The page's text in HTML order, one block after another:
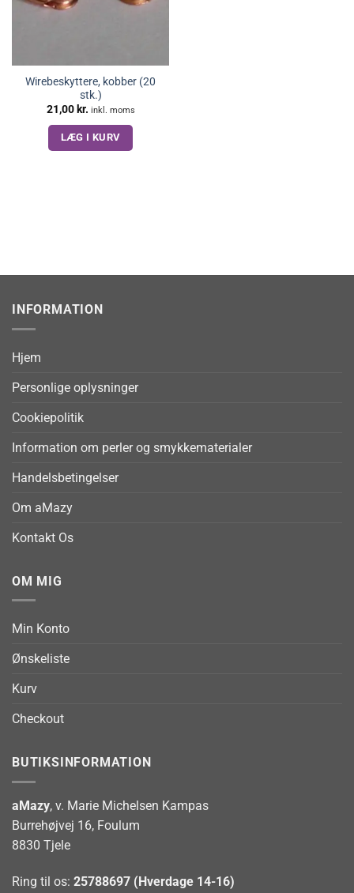
Wirebeskyttere, kobber (20
stk.)
21,00 kr. inkl. moms
LÆG I KURV
INFORMATION
Hjem
Personlige oplysninger
Cookiepolitik
Information om perler og smykkematerialer
Handelsbetingelser
Om aMazy
Kontakt Os
OM MIG
Min Konto
Ønskeliste
Kurv
Checkout
BUTIKSINFORMATION
aMazy, v. Marie Michelsen Kampas
Burrehøjvej 16, Foulum
8830 Tjele
Ring til os: 25788697 (Hverdage 14-16)